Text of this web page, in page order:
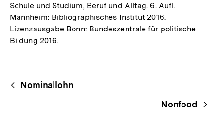
Schule und Studium, Beruf und Alltag. 6. Aufl.
Mannheim: Bibliographisches Institut 2016.
Lizenzausgabe Bonn: Bundeszentrale für politische
Bildung 2016.
Begriffsnavigation
Content-
Navigation
Nominallohn
Nonfood